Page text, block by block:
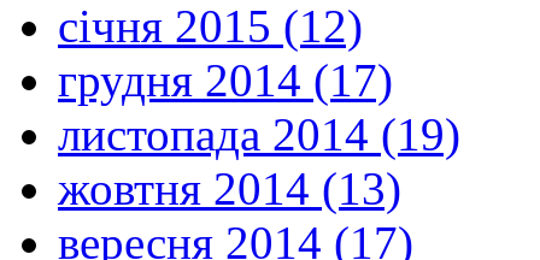
січня 2015 (12)
грудня 2014 (17)
листопада 2014 (19)
жовтня 2014 (13)
вересня 2014 (17)